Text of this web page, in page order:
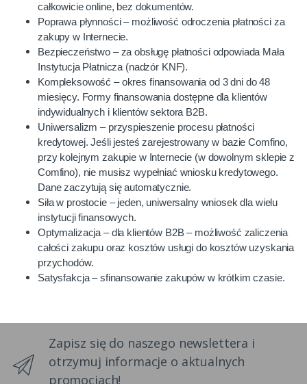
całkowicie online, bez dokumentów.
Poprawa płynności – możliwość odroczenia płatności za
zakupy w Internecie.
Bezpieczeństwo – za obsługę płatności odpowiada Mała
Instytucja Płatnicza (nadzór KNF).
Kompleksowość – okres finansowania od 3 dni do 48
miesięcy. Formy finansowania dostępne dla klientów
indywidualnych i klientów sektora B2B.
Uniwersalizm – przyspieszenie procesu płatności
kredytowej. Jeśli jesteś zarejestrowany w bazie Comfino,
przy kolejnym zakupie w Internecie (w dowolnym sklepie z
Comfino), nie musisz wypełniać wniosku kredytowego.
Dane zaczytują się automatycznie.
Siła w prostocie – jeden, uniwersalny wniosek dla wielu
instytucji finansowych.
Optymalizacja – dla klientów B2B – możliwość zaliczenia
całości zakupu oraz kosztów usługi do kosztów uzyskania
przychodów.
Satysfakcja – sfinansowanie zakupów w krótkim czasie.
Zapisz się do naszego newslettera i
otrzymuj informacje o aktualnych
promocjach!